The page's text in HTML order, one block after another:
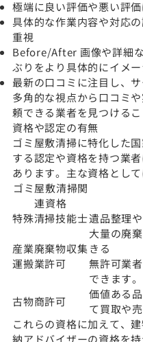
極端に良い評価や悪い評
具体的な作業内容や対応
重視
Before/After 画像や詳細
ぶりをより具体的にイメ
最新の口コミに注目し、
多角的な視点から口コミ
頼できる業者を見つけるこ
資格や認定の有無
ゴミ屋敷清掃に特化した
する認定や資格を持つ業
あります。主な資格とし
ゴミ屋敷清掃関
連資格
特殊清掃技能士遺品整理
産業廃棄物収集
運搬業許可
大量の廃
きる
無許可業
できます。
古物商許可
価値ある
て買取や
これらの資格に加えて、
納アドバイザーの資格を